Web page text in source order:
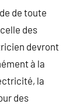
de toute
des
devront
à la
la
des